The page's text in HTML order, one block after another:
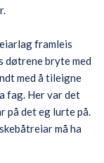
framleis
døtrene bryte med
med å tileigne
fag. Her var det
på det eg lurte på.
må ha